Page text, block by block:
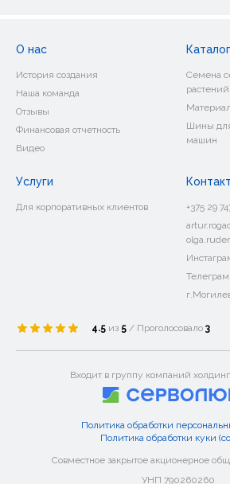
О нас
История создания
Наша команда
Отзывы
Финансовая отчетность
Видео
Каталог
Семена
растений
Шины для
машин
Услуги
Для корпоративных клиентов
+375 29
Телеграм
4.5 из 5 / Проголосовало 3
Входит в группу компаний
Политика обработки
Политика обработки куки
Совместное закрытое акционерное
УНП 790260260